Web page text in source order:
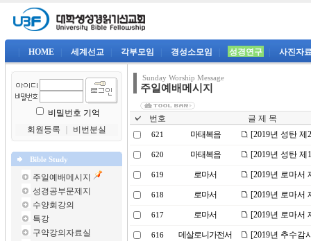
HOME 세계선교 각부모임 경성소모임 성경연구 사진자
비밀번호 기억
회원등록
비번분실
Bible Study
주일예배메시지
성경공부문제지
수양회강의
특강
구약강의자료실
Sunday Worship Message
주일예배메시지
번호 글 제 목
621 마태복음 [2019년 성탄
620 마태복음 [2019년 성탄
619 로마서 [2019년 로마서
618 로마서 [2019년 로마서
617 로마서 [2019년 로마서
616 데살로니가전서 [2019년 추수감